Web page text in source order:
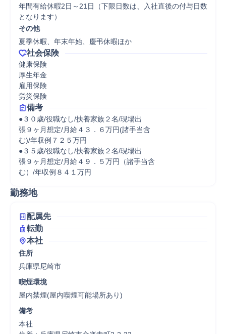
年間有給休暇2日～21日（下限日数は、入社直後の付与日数
となります）
その他
夏季休暇、年末年始、慶弔休暇ほか
社会保険
健康保険
厚生年金
雇用保険
労災保険
備考
●３０歳/役職なし/扶養家族２名/現場出
張９ヶ月想定/月給４３．６万円(諸手当含
む)/年収例７２５万円
●３５歳/役職なし/扶養家族２名/現場出
張９ヶ月想定/月給４９．５万円（諸手当含
む）/年収例８４１万円
勤務地
配属先
転勤
本社
住所
兵庫県尼崎市
喫煙環境
屋内禁煙(屋内喫煙可能場所あり)
備考
本社